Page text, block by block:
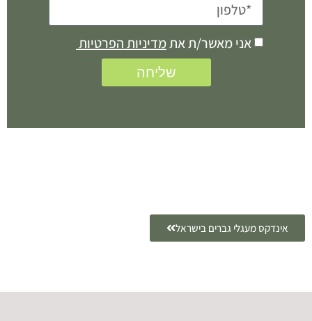
אני מאשר/ת אתמדיניות הפרטיות
שליחה
אינדקס מעגלי גברים בישראל